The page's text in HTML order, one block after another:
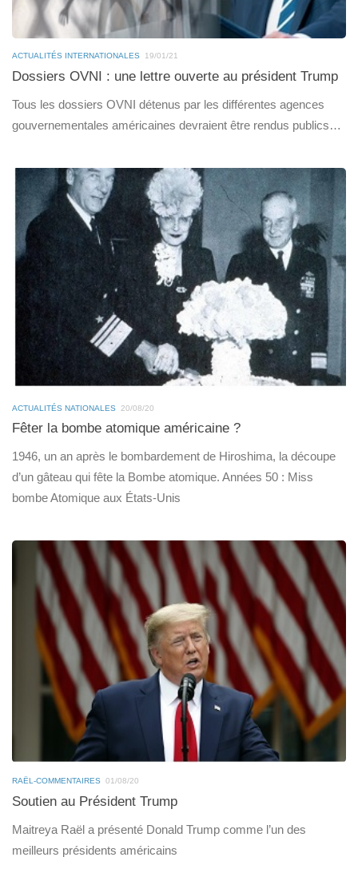
ACTUALITÉS INTERNATIONALES 19/01/21
Dossiers OVNI : une lettre ouverte au président Trump
Tous les dossiers OVNI détenus par les différentes agences
gouvernementales américaines devraient être rendus publics…
ACTUALITÉS NATIONALES 20/08/20
Fêter la bombe atomique américaine ?
1946, un an après le bombardement de Hiroshima, la découpe
d’un gâteau qui fête la Bombe atomique. Années 50 : Miss
bombe Atomique aux États-Unis
RAËL-COMMENTAIRES 01/08/20
Soutien au Président Trump
Maitreya Raël a présenté Donald Trump comme l’un des
meilleurs présidents américains